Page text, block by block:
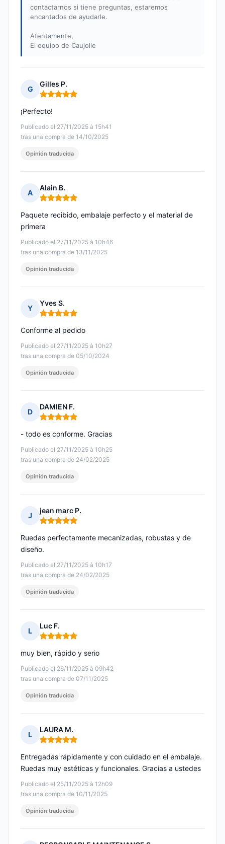
contactarnos si tiene preguntas, estaremos
encantados de ayudarle.
Atentamente,
El equipo de Caujolle
G
Gilles P.
Nota: 5 de 5
Publicado el 27/11/2025 à 15h41
tras una compra de 14/10/2025
¡Perfecto!
Opinión traducida
A
Alain B.
Nota: 5 de 5
Publicado el 27/11/2025 à 10h46
tras una compra de 13/11/2025
Paquete recibido, embalaje perfecto y el material de
primera
Opinión traducida
Y
Yves S.
Nota: 5 de 5
Publicado el 27/11/2025 à 10h27
tras una compra de 05/10/2024
Conforme al pedido
Opinión traducida
D
DAMIEN F.
Nota: 5 de 5
Publicado el 27/11/2025 à 10h25
tras una compra de 24/02/2025
- todo es conforme. Gracias
Opinión traducida
J
jean marc P.
Nota: 5 de 5
Publicado el 27/11/2025 à 10h17
tras una compra de 24/02/2025
Ruedas perfectamente mecanizadas, robustas y de
diseño.
Opinión traducida
L
Luc F.
Nota: 5 de 5
Publicado el 26/11/2025 à 09h42
tras una compra de 07/11/2025
muy bien, rápido y serio
Opinión traducida
L
LAURA M.
Nota: 5 de 5
Publicado el 25/11/2025 à 12h09
tras una compra de 10/11/2025
Entregadas rápidamente y con cuidado en el embalaje.
Ruedas muy estéticas y funcionales. Gracias a ustedes
Opinión traducida